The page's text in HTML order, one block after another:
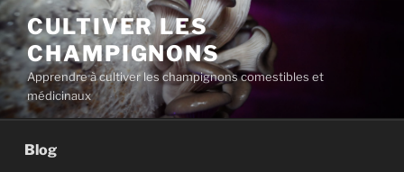
Aller
au
contenu
principal
CULTIVER LES
CHAMPIGNONS
Apprendre à cultiver les champignons comestibles et
médicinaux
Blog